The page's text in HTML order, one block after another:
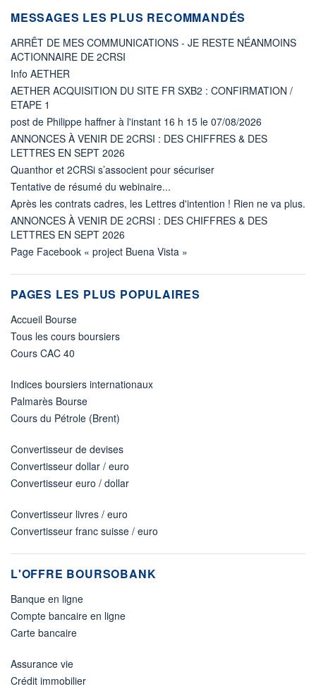
MESSAGES LES PLUS RECOMMANDÉS
ARRÊT DE MES COMMUNICATIONS - JE RESTE NÉANMOINS
ACTIONNAIRE DE 2CRSI
Info AETHER
AETHER ACQUISITION DU SITE FR SXB2 : CONFIRMATION /
ETAPE 1
post de Philippe haffner à l'instant 16 h 15 le 07/08/2026
ANNONCES À VENIR DE 2CRSI : DES CHIFFRES & DES
LETTRES EN SEPT 2026
Quanthor et 2CRSi s’associent pour sécuriser
Tentative de résumé du webinaire...
Après les contrats cadres, les Lettres d'intention ! Rien ne va plus.
ANNONCES À VENIR DE 2CRSI : DES CHIFFRES & DES
LETTRES EN SEPT 2026
Page Facebook « project Buena Vista »
PAGES LES PLUS POPULAIRES
Accueil Bourse
Tous les cours boursiers
Cours CAC 40
Indices boursiers internationaux
Palmarès Bourse
Cours du Pétrole (Brent)
Convertisseur de devises
Convertisseur dollar / euro
Convertisseur euro / dollar
Convertisseur livres / euro
Convertisseur franc suisse / euro
L'OFFRE BOURSOBANK
Banque en ligne
Compte bancaire en ligne
Carte bancaire
Assurance vie
Crédit immobilier